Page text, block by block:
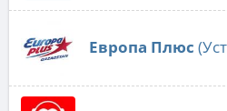
Европа Плюс